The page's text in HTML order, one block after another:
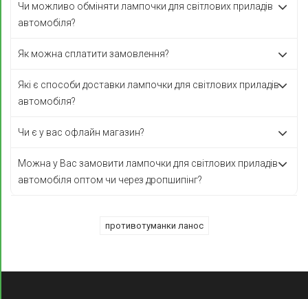
Чи можливо обміняти лампочки для світлових приладів
автомобіля?
Як можна сплатити замовлення?
Які є способи доставки лампочки для світлових приладів
автомобіля?
Чи є у вас офлайн магазин?
Можна у Вас замовити лампочки для світлових приладів
автомобіля оптом чи через дропшипінг?
противотуманки ланос